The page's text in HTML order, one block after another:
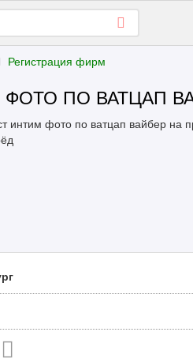
Регистрация фирм
ПО ВАТЦАП
интим фото по ватцап вайбер на